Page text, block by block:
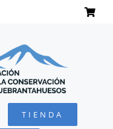
TIENDA